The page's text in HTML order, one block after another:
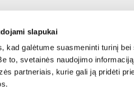
slapukai
kad galėtume suasmeninti turinį
to, svetainės naudojimo
partneriais, kurie gali ją pridėti